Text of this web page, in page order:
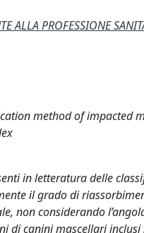
ALLA PROFESSIONE
method of impacted
in letteratura delle
il grado di
non considerando
di canini mascellari